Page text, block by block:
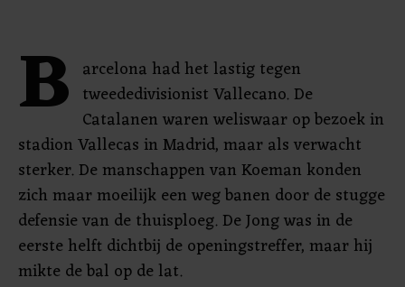
B arcelona had het lastig tegen
tweededivisionist Vallecano. De
Catalanen waren weliswaar op bezoek in
stadion Vallecas in Madrid, maar als verwacht
sterker. De manschappen van Koeman konden
zich maar moeilijk een weg banen door de stugge
defensie van de thuisploeg. De Jong was in de
eerste helft dichtbij de openingstreffer, maar hij
mikte de bal op de lat.